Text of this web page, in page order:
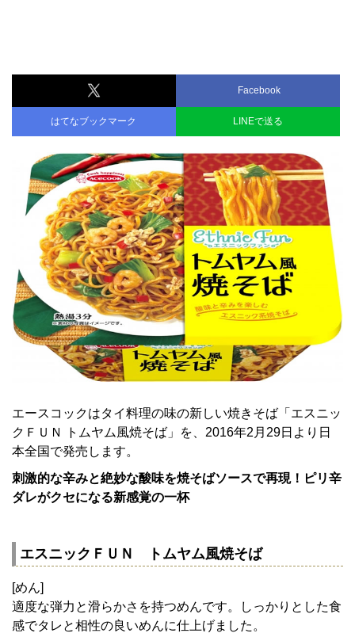
Facebook
はてなブックマーク LINEで送る
エースコックはタイ料理の味の新しい焼きそば「エスニッ
クＦＵＮ トムヤム風焼そば」を、2016年2月29日より日
本全国で発売します。
刺激的な辛みと絶妙な酸味を焼そばソースで再現！ピリ辛
ダレがクセになる新感覚の一杯
エスニックＦＵＮ トムヤム風焼そば
[めん]
適度な弾力と滑らかさを持つめんです。しっかりとした食
感でタレと相性の良いめんに仕上げました。